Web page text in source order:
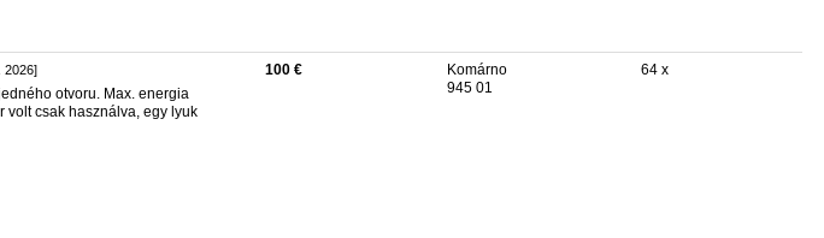
2026]
otvoru. Max. energia
volt csak használva, egy lyuk
100 €
Komárno
945 01
64 x